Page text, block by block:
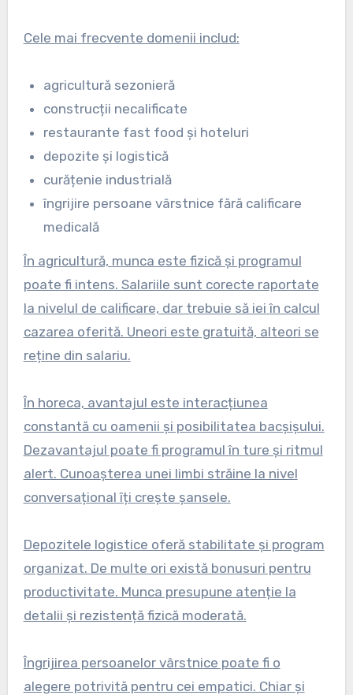
Cele mai frecvente domenii includ:
agricultură sezonieră
construcții necalificate
restaurante fast food și hoteluri
depozite și logistică
curățenie industrială
îngrijire persoane vârstnice fără calificare
medicală
În agricultură, munca este fizică și programul
poate fi intens. Salariile sunt corecte raportate
la nivelul de calificare, dar trebuie să iei în calcul
cazarea oferită. Uneori este gratuită, alteori se
reține din salariu.
În horeca, avantajul este interacțiunea
constantă cu oamenii și posibilitatea bacșișului.
Dezavantajul poate fi programul în ture și ritmul
alert. Cunoașterea unei limbi străine la nivel
conversațional îți crește șansele.
Depozitele logistice oferă stabilitate și program
organizat. De multe ori există bonusuri pentru
productivitate. Munca presupune atenție la
detalii și rezistență fizică moderată.
Îngrijirea persoanelor vârstnice poate fi o
alegere potrivită pentru cei empatici. Chiar și